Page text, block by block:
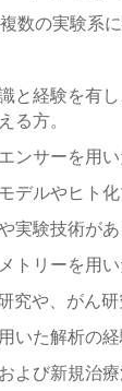
数の実験系
と経験を有
る方。
ンサーを用
デルやヒト
実験技術があ
トリーを用
究や、がん研
いた解析の経
よび新規治